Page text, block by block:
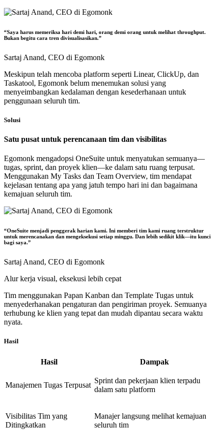
“Saya harus memeriksa hari demi hari, orang demi orang untuk melihat throughput.
Bukan begitu cara tren divisualisasikan.”
Sartaj Anand, CEO di Egomonk
Meskipun telah mencoba platform seperti Linear, ClickUp, dan
Taskatool, Egomonk belum menemukan solusi yang
menyeimbangkan kedalaman dengan kesederhanaan untuk
penggunaan seluruh tim.
Solusi
Satu pusat untuk perencanaan tim dan visibilitas
Egomonk mengadopsi OneSuite untuk menyatukan semuanya—
tugas, sprint, dan proyek klien—ke dalam satu ruang terpusat.
Menggunakan My Tasks dan Team Overview, tim mendapat
kejelasan tentang apa yang jatuh tempo hari ini dan bagaimana
kemajuan seluruh tim.
“OneSuite menjadi penggerak harian kami. Ini memberi tim kami ruang terstruktur
untuk merencanakan dan mengeksekusi setiap minggu. Dan lebih sedikit klik—itu kunci
bagi saya.”
Sartaj Anand, CEO di Egomonk
Alur kerja visual, eksekusi lebih cepat
Tim menggunakan Papan Kanban dan Template Tugas untuk
menyederhanakan pengaturan dan pengiriman proyek. Semuanya
terhubung ke klien yang tepat dan mudah dipantau secara waktu
nyata.
Hasil
Hasil Dampak
Manajemen Tugas Terpusat
Sprint dan pekerjaan klien terpadu
dalam satu platform
Visibilitas Tim yang
Ditingkatkan
Manajer langsung melihat kemajuan
seluruh tim